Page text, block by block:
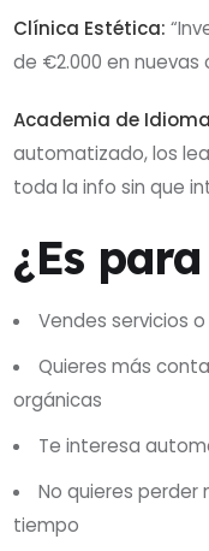
Clínica Estética:
de €2.000 en nuevas
Academia de
automatizado, los
toda la info sin que
¿Es
Vendes servicios
Quieres más
orgánicas
Te interesa
No quieres
tiempo